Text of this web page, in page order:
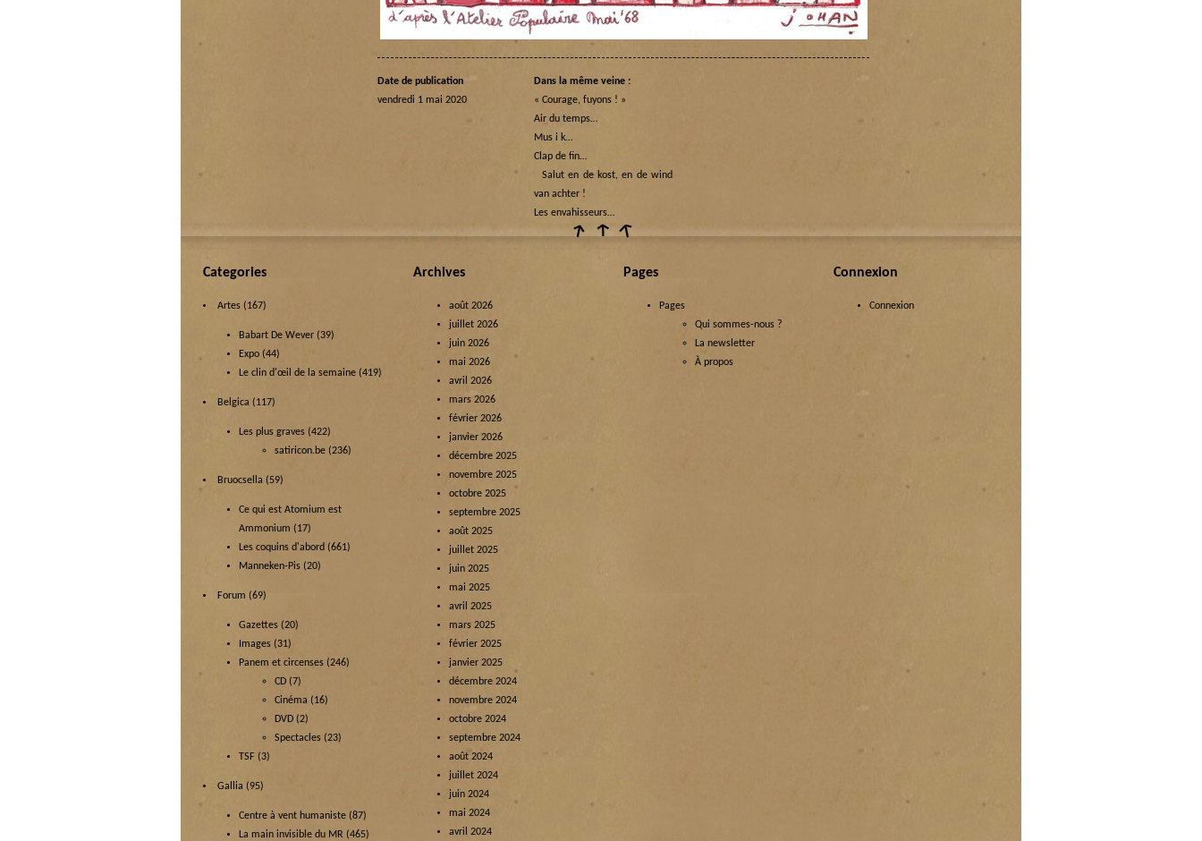
Date de publication
vendredi 1 mai 2020
Dans la même veine :
« Courage, fuyons ! »
Air du temps…
Mus i k…
Clap de fin…
Salut en de kost, en de wind
van achter !
Les envahisseurs…
Categories
Artes (167)
Babart De Wever (39)
Expo (44)
Le clin d'œil de la semaine (419)
Belgica (117)
Les plus graves (422)
satiricon.be (236)
Bruocsella (59)
Ce qui est Atomium est
Ammonium (17)
Les coquins d'abord (661)
Manneken-Pis (20)
Forum (69)
Gazettes (20)
Images (31)
Panem et circenses (246)
CD (7)
Cinéma (16)
DVD (2)
Spectacles (23)
TSF (3)
Gallia (95)
Centre à vent humaniste (87)
La main invisible du MR (465)
Archives
août 2026
juillet 2026
juin 2026
mai 2026
avril 2026
mars 2026
février 2026
janvier 2026
décembre 2025
novembre 2025
octobre 2025
septembre 2025
août 2025
juillet 2025
juin 2025
mai 2025
avril 2025
mars 2025
février 2025
janvier 2025
décembre 2024
novembre 2024
octobre 2024
septembre 2024
août 2024
juillet 2024
juin 2024
mai 2024
avril 2024
Pages
Pages
Qui sommes-nous ?
La newsletter
À propos
Connexion
Connexion